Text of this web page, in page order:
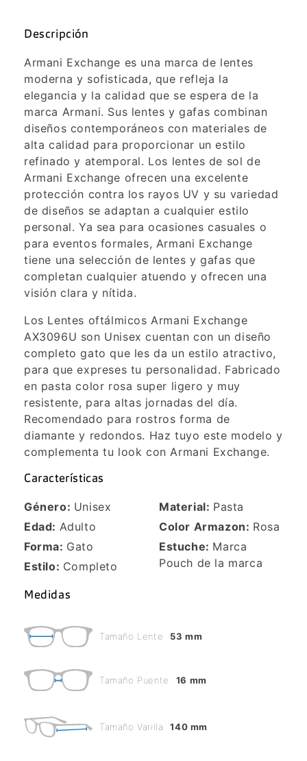
Descripción
Armani Exchange es una marca de lentes
moderna y sofisticada, que refleja la
elegancia y la calidad que se espera de la
marca Armani. Sus lentes y gafas combinan
diseños contemporáneos con materiales de
alta calidad para proporcionar un estilo
refinado y atemporal. Los lentes de sol de
Armani Exchange ofrecen una excelente
protección contra los rayos UV y su variedad
de diseños se adaptan a cualquier estilo
personal. Ya sea para ocasiones casuales o
para eventos formales, Armani Exchange
tiene una selección de lentes y gafas que
completan cualquier atuendo y ofrecen una
visión clara y nítida.
Los Lentes oftálmicos Armani Exchange
AX3096U son Unisex cuentan con un diseño
completo gato que les da un estilo atractivo,
para que expreses tu personalidad. Fabricado
en pasta color rosa super ligero y muy
resistente, para altas jornadas del día.
Recomendado para rostros forma de
diamante y redondos. Haz tuyo este modelo y
complementa tu look con Armani Exchange.
Características
Género: Unisex
Edad: Adulto
Forma: Gato
Estilo: Completo
Material: Pasta
Color Armazon: Rosa
Estuche: Marca
Pouch de la marca
Medidas
Tamaño Lente 53 mm
Tamaño Puente 16 mm
Tamaño Varilla 140 mm